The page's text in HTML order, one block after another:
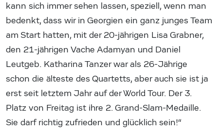
kann sich immer sehen lassen, speziell, wenn man
bedenkt, dass wir in Georgien ein ganz junges Team
am Start hatten, mit der 20-jährigen Lisa Grabner,
den 21-jährigen Vache Adamyan und Daniel
Leutgeb. Katharina Tanzer war als 26-Jährige
schon die älteste des Quartetts, aber auch sie ist ja
erst seit letztem Jahr auf der World Tour. Der 3.
Platz von Freitag ist ihre 2. Grand-Slam-Medaille.
Sie darf richtig zufrieden und glücklich sein!“